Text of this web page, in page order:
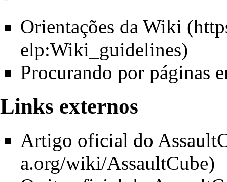
Orientações da Wiki
Procurando por páginas
Links externos
Artigo oficial do